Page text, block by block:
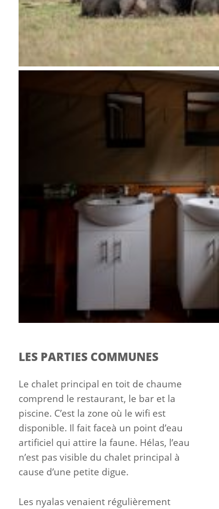
LES PARTIES COMMUNES
Le chalet principal en toit de chaume
comprend le restaurant, le bar et la
piscine. C’est la zone où le wifi est
disponible. Il fait faceà un point d’eau
artificiel qui attire la faune. Hélas, l’eau
n’est pas visible du chalet principal à
cause d’une petite digue.
Les nyalas venaient régulièrement